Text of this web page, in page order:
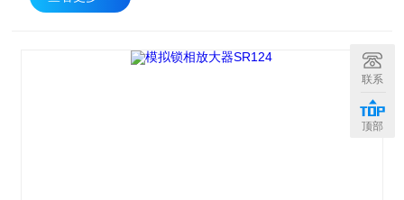
联系
顶部